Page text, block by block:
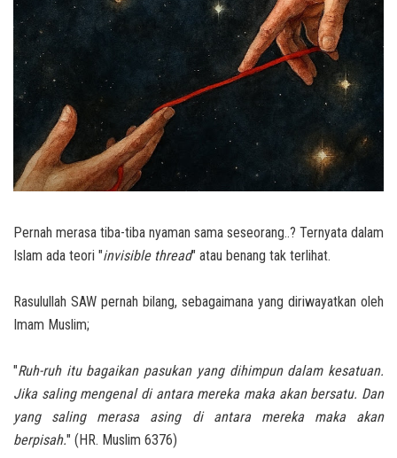
Pernah merasa tiba-tiba nyaman sama seseorang..? Ternyata dalam
Islam ada teori "invisible thread" atau benang tak terlihat.
Rasulullah SAW pernah bilang, sebagaimana yang diriwayatkan oleh
Imam Muslim;
"Ruh-ruh itu bagaikan pasukan yang dihimpun dalam kesatuan.
Jika saling mengenal di antara mereka maka akan bersatu. Dan
yang saling merasa asing di antara mereka maka akan
berpisah." (HR. Muslim 6376)